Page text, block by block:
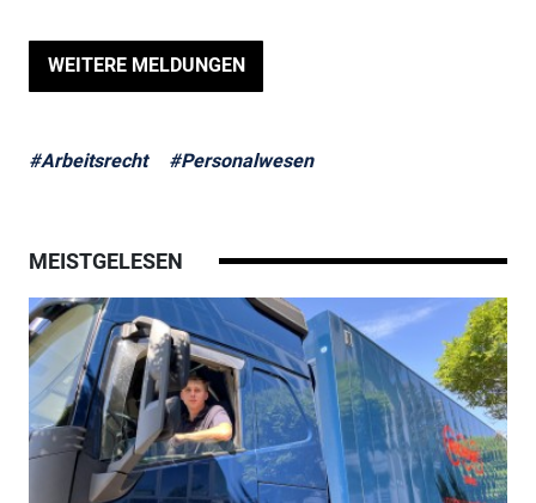
WEITERE MELDUNGEN
#Arbeitsrecht #Personalwesen
MEISTGELESEN